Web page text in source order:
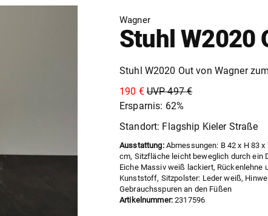
Wagner
Stuhl W2020
Stuhl W2020 Out von Wagner
190 € UVP 497 €
Ersparnis: 62%
Standort: Flagship Kieler Straße
Ausstattung:Abmessungen: B 42 x H 83 x
cm, Sitzfläche leicht beweglich durch ein
Eiche Massiv weiß lackiert, Rückenlehne
Kunststoff, Sitzpolster: Leder weiß,
Gebrauchsspuren an den Füßen
Artikelnummer: 2317596